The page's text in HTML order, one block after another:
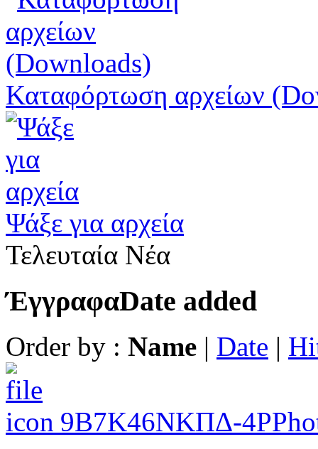
Καταφόρτωση αρχείων
Ψάξε για αρχεία
Τελευταία Νέα
ΈγγραφαDate added
Order by : Name | Date |
9Β7Κ46ΝΚΠΔ-4ΡΡ